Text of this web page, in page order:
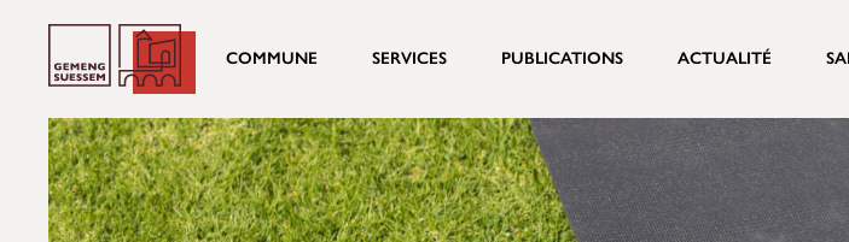
COMMUNE SERVICES PUBLICATIONS ACTUALITÉ